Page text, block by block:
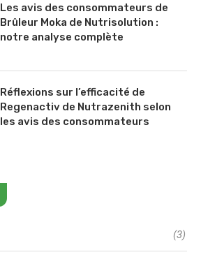
Les avis des consommateurs de
Brûleur Moka de Nutrisolution :
notre analyse complète
Réflexions sur l’efficacité de
Regenactiv de Nutrazenith selon
les avis des consommateurs
(3)